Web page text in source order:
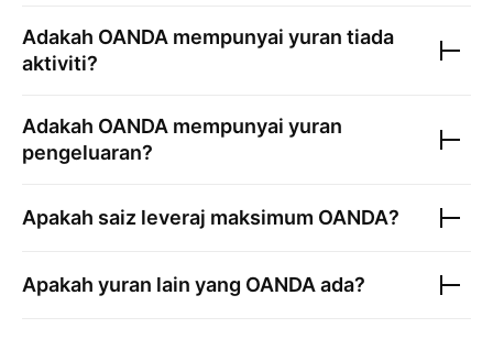
Adakah OANDA mempunyai yuran tiada
aktiviti?
Adakah OANDA mempunyai yuran
pengeluaran?
Apakah saiz leveraj maksimum OANDA?
Apakah yuran lain yang OANDAada?